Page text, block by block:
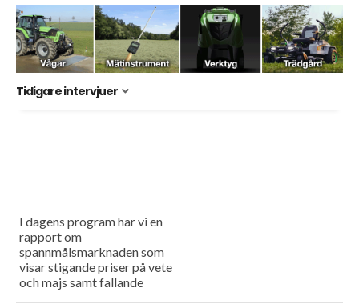
Tidigare intervjuer
I dagens program har vi en
rapport om
spannmålsmarknaden som
visar stigande priser på vete
och majs samt fallande